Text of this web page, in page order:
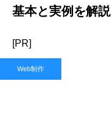
基本と実例を解説
[PR]
Web制作